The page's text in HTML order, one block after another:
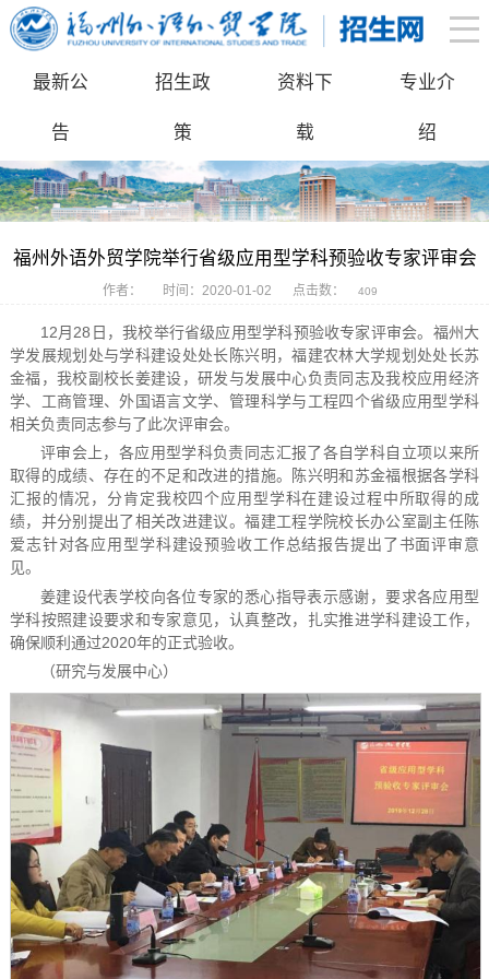
最新公
告
招生政
策
资料下
载
专业介
绍
福州外语外贸学院举行省级应用型学科预验收专家评审会
作者： 时间：2020-01-02 点击数： 409
12月28日，我校举行省级应用型学科预验收专家评审会。福州大
学发展规划处与学科建设处处长陈兴明，福建农林大学规划处处长苏
金福，我校副校长姜建设，研发与发展中心负责同志及我校应用经济
学、工商管理、外国语言文学、管理科学与工程四个省级应用型学科
相关负责同志参与了此次评审会。
评审会上，各应用型学科负责同志汇报了各自学科自立项以来所
取得的成绩、存在的不足和改进的措施。陈兴明和苏金福根据各学科
汇报的情况，分肯定我校四个应用型学科在建设过程中所取得的成
绩，并分别提出了相关改进建议。福建工程学院校长办公室副主任陈
爱志针对各应用型学科建设预验收工作总结报告提出了书面评审意
见。
姜建设代表学校向各位专家的悉心指导表示感谢，要求各应用型
学科按照建设要求和专家意见，认真整改，扎实推进学科建设工作，
确保顺利通过2020年的正式验收。
（研究与发展中心）